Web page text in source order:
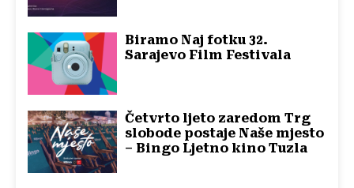
Biramo Naj fotku 32.
Sarajevo Film Festivala
Četvrto ljeto zaredom Trg
slobode postaje Naše mjesto
– Bingo Ljetno kino Tuzla